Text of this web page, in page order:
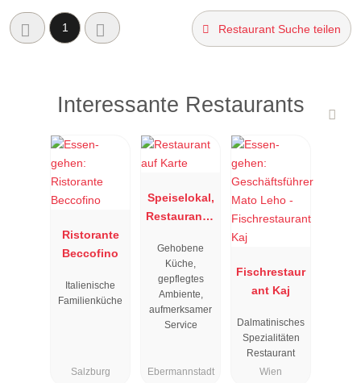
1 Restaurant Suche teilen
Interessante Restaurants
Ristorante
Beccofino
Italienische
Familienküche
Salzburg
Speiselokal,
Restaurant "
"
Gehobene
Küche,
gepflegtes
Ambiente,
aufmerksamer
Service
Ebermannstadt
Fischrestaur
ant Kaj
Dalmatinisches
Spezialitäten
Restaurant
Wien